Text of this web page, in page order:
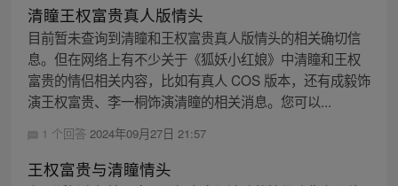
清瞳王权富贵真人版情头
目前暂未查询到清瞳和王权富贵真人版情头的相关确切信
息。但在网络上有不少关于《狐妖小红娘》中清瞳和王权
富贵的情侣相关内容，比如有真人 COS 版本，还有成毅饰
演王权富贵、李一桐饰演清瞳的相关消息。您可以...
1 个回答 2024年09月27日 21:57
王权富贵与清瞳情头